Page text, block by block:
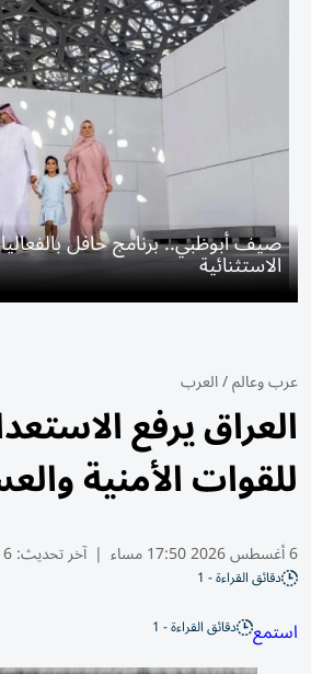
صيف أبوظبي.. برنامج حافل
الاستثنائية
عرب وعالم/العرب
العراق يرفع
للقوات الأمنية
6 أغسطس 2026 17:50 مساء | آخر تحديث:6 أغسطس 18:28 2026
دقائق القراءة - 1
استمع دقائق القراءة - 1